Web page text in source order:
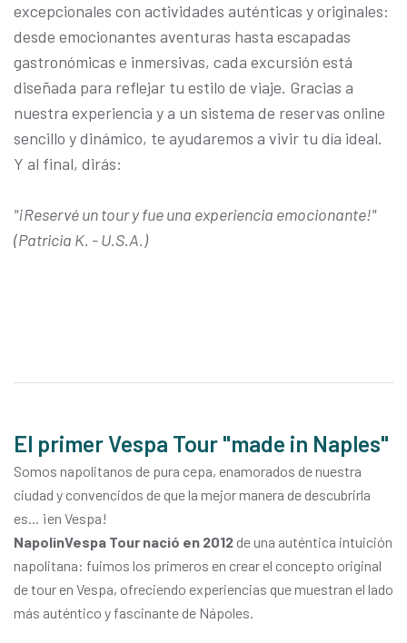
excepcionales con actividades auténticas y originales:
desde emocionantes aventuras hasta escapadas
gastronómicas e inmersivas, cada excursión está
diseñada para reflejar tu estilo de viaje. Gracias a
nuestra experiencia y a un sistema de reservas online
sencillo y dinámico, te ayudaremos a vivir tu día ideal.
Y al final, dirás:
"¡Reservé un tour y fue una experiencia emocionante!"
(Patricia K. - U.S.A.)
El primer Vespa Tour "made in Naples"
Somos napolitanos de pura cepa, enamorados de nuestra
ciudad y convencidos de que la mejor manera de descubrirla
es... ¡en Vespa!
NapolinVespa Tour nació en 2012 de una auténtica intuición
napolitana: fuimos los primeros en crear el concepto original
de tour en Vespa, ofreciendo experiencias que muestran el lado
más auténtico y fascinante de Nápoles.